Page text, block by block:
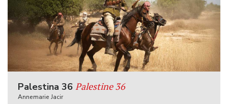
Palestina 36 Palestine 36
Annemarie Jacir